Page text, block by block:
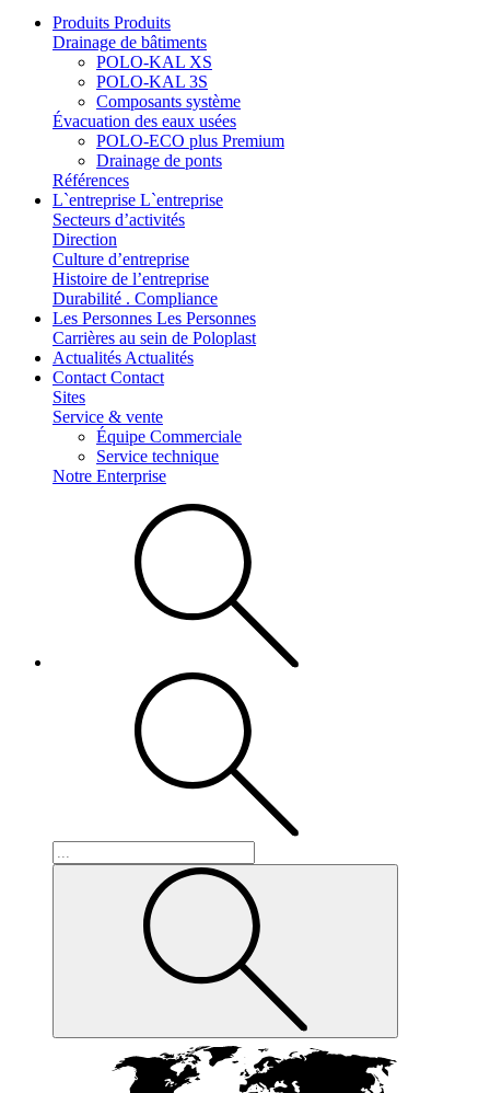
Produits Produits
Drainage de bâtiments
POLO-KAL XS
POLO-KAL 3S
Composants système
Évacuation des eaux usées
POLO-ECO plus Premium
Drainage de ponts
Références
L`entreprise L`entreprise
Secteurs d’activités
Direction
Culture d’entreprise
Histoire de l’entreprise
Durabilité . Compliance
Les Personnes Les Personnes
Carrières au sein de Poloplast
Actualités Actualités
Contact Contact
Sites
Service & vente
Équipe Commerciale
Service technique
Notre Enterprise